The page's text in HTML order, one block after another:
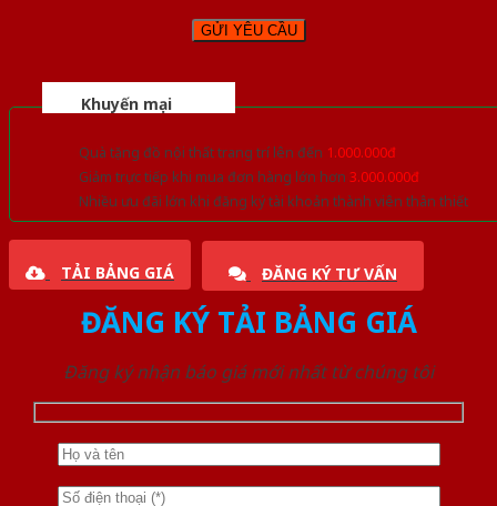
Khuyến mại
Quà tặng đồ nội thất trang trí lên đến 1.000.000đ
Giảm trực tiếp khi mua đơn hàng lớn hơn 3.000.000đ
Nhiều ưu đãi lớn khi đăng ký tài khoản thành viên thân thiết
TẢI BẢNG GIÁ ĐĂNG KÝ TƯ VẤN
ĐĂNG KÝ TẢI BẢNG GIÁ
Đăng ký nhận báo giá mới nhất từ chúng tôi